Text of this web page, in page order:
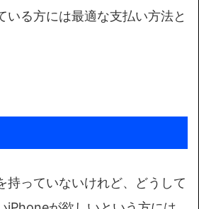
いる方には最適な支払い方法と
持っていないけれど、どうして